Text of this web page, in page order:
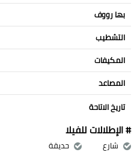
بها رووف
التشطيب
المكيفات
المصاعد
تاريخ الاتاحة
# الإطلالات للفيلا
شارع حديقة